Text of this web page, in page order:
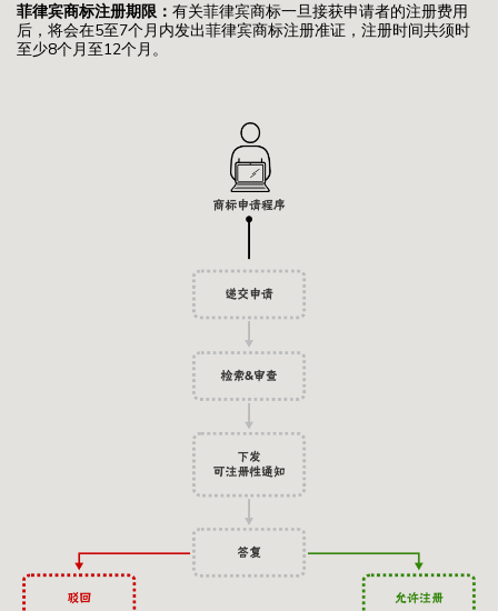
菲律宾商标注册期限： 有关菲律宾商标一旦接获申请者的注册费用
后，将会在5至7个月内发出菲律宾商标注册准证，注册时间共须时
至少8个月至12个月。